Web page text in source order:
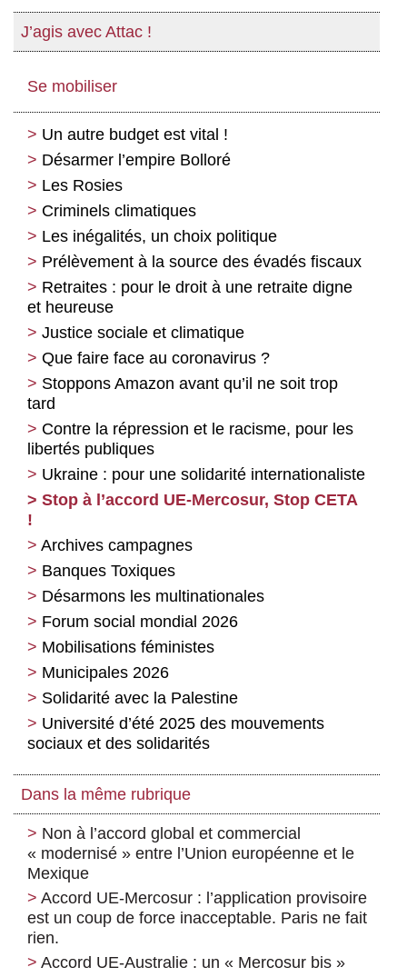
J’agis avec Attac !
Se mobiliser
Un autre budget est vital !
Désarmer l’empire Bolloré
Les Rosies
Criminels climatiques
Les inégalités, un choix politique
Prélèvement à la source des évadés fiscaux
Retraites : pour le droit à une retraite digne
et heureuse
Justice sociale et climatique
Que faire face au coronavirus ?
Stoppons Amazon avant qu’il ne soit trop
tard
Contre la répression et le racisme, pour les
libertés publiques
Ukraine : pour une solidarité internationaliste
Stop à l’accord UE-Mercosur, Stop CETA
!
Archives campagnes
Banques Toxiques
Désarmons les multinationales
Forum social mondial 2026
Mobilisations féministes
Municipales 2026
Solidarité avec la Palestine
Université d’été 2025 des mouvements
sociaux et des solidarités
Dans la même rubrique
Non à l’accord global et commercial
« modernisé » entre l’Union européenne et le
Mexique
Accord UE-Mercosur : l’application provisoire
est un coup de force inacceptable. Paris ne fait
rien.
Accord UE-Australie : un « Mercosur bis »